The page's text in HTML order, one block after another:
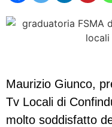
Maurizio Giunco,
Tv Locali di
molto soddisfatto